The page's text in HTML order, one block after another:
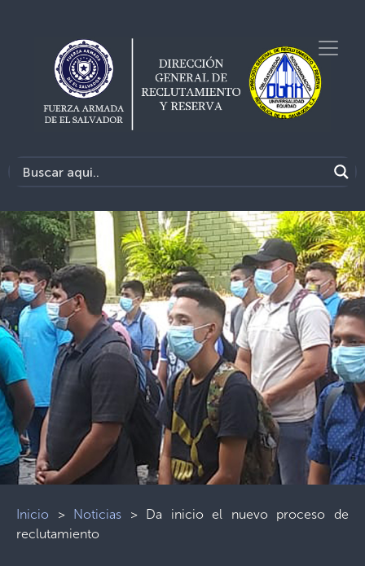
Inicio > Noticias > Da inicio el nuevo proceso de
reclutamiento